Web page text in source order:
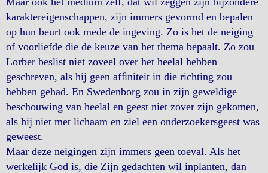
karaktereigenschappen, zijn immers gevormd en bepalen
op hun beurt ook mede de ingeving. Zo is het de neiging
of voorliefde die de keuze van het thema bepaalt. Zo zou
Lorber beslist niet zoveel over het heelal hebben
geschreven, als hij geen afﬁniteit in die richting zou
hebben gehad. En Swedenborg zou in zijn geweldige
beschouwing van heelal en geest niet zover zijn gekomen,
als hij niet met lichaam en ziel een onderzoekersgeest was
geweest.
Maar deze neigingen zijn immers geen toeval. Als het
werkelijk God is, die Zijn gedachten wil inplanten, dan